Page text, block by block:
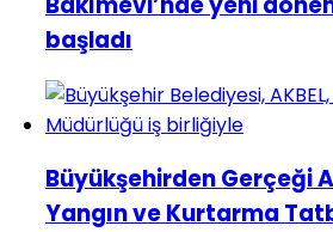
başladı
Büyükşehirden Gerçeği
Yangın ve Kurtarma